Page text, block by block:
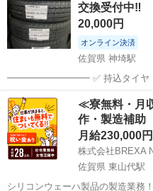
交換受付中‼️
20,000円
オンライン決済
佐賀県 神埼駅
━━━━━━━━━ ✅ 持込タイヤ
PayPay・…
佐賀 神埼市 神埼駅 タ
≪寮無料・月
作・製造補助
月給230,000円
株式会社BREXA
佐賀県 東山代駅
シリコンウェーハ製品の製造業務